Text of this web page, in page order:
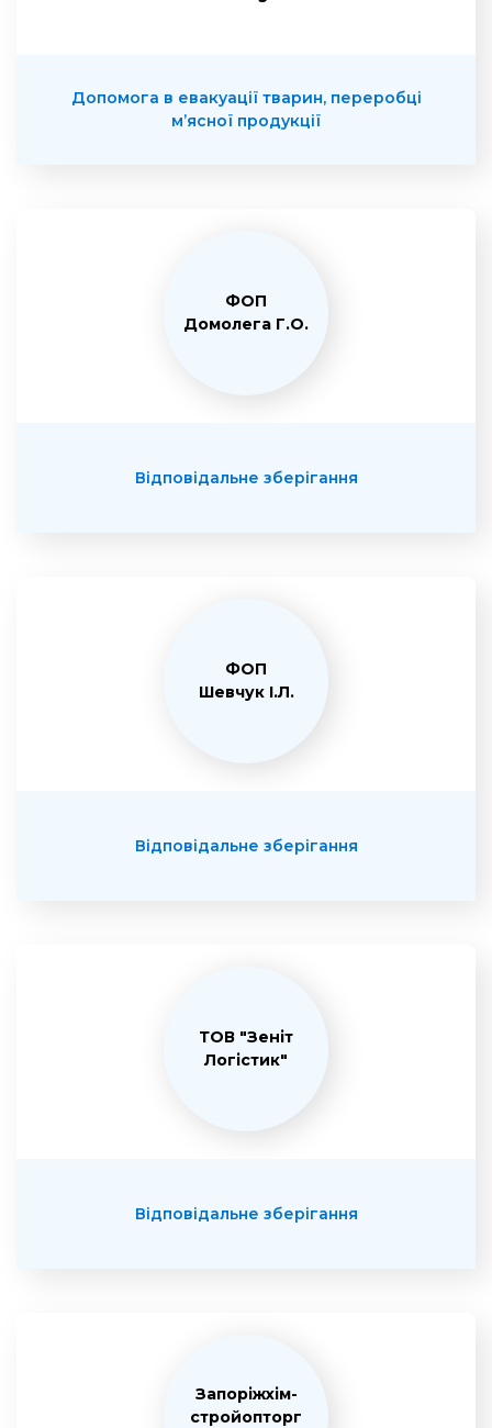
Допомога в евакуації тварин, переробці
м’ясної продукції
ФОП
Домолега Г.О.
Відповідальне зберігання
ФОП
Шевчук І.Л.
Відповідальне зберігання
ТОВ "Зеніт
Логістик"
Відповідальне зберігання
Запоріжхім-
стройопторг